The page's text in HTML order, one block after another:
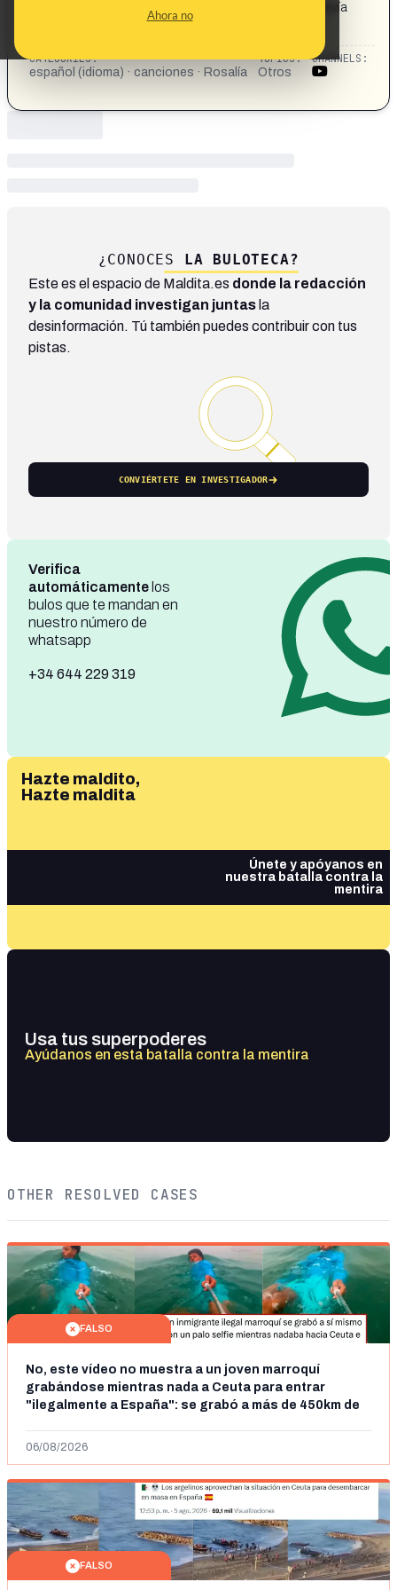
Ahora no
mirada triste que aún queda algún recuerdo y que todavía
sabes quién soy. https://youtu.be/-PH3G3fWiIU?
CATEGORIES:
español (idioma) · canciones · Rosalía
TOPICS:
Otros
CHANNELS:
¿CONOCES LA BULOTECA?
Este es el espacio de Maldita.es donde la redacción
y la comunidad investigan juntas la
desinformación. Tú también puedes contribuir con tus
pistas.
CONVIÉRTETE EN INVESTIGADOR
Verifica
automáticamente los
bulos que te mandan en
nuestro número de
whatsapp
+34 644 229 319
Hazte maldito,
Hazte maldita
Únete y apóyanos en
nuestra batalla contra la
mentira
Usa tus superpoderes
Ayúdanos en esta batalla contra la mentira
OTHER RESOLVED CASES
FALSO
No, este vídeo no muestra a un joven marroquí
grabándose mientras nada a Ceuta para entrar
"ilegalmente a España": se grabó a más de 450km de
06/08/2026
FALSO